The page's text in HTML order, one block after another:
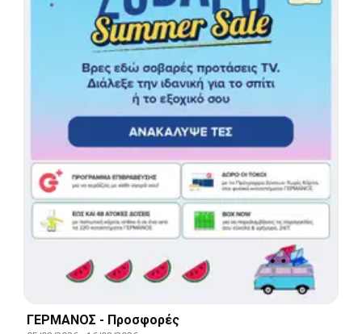
ΓΕΡΜΑΝΟΣ - Προσφορές